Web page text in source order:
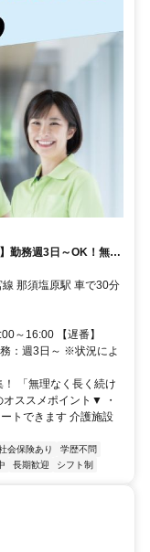
勤務週3日～OK！無理
那須塩原駅 車で30分
～16:00 【遅番】
：週3日～ ※状況によ
「無理なく長く続け
ススメポイント▼ ・
トできます 介護施設
会保険あり
学歴不問
長期歓迎 シフト制